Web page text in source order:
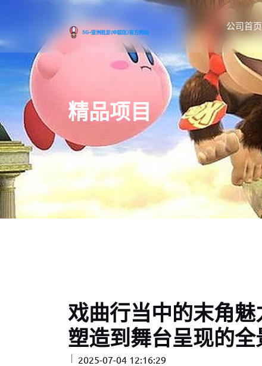
公司首页
精品项目
戏曲行当中的末角
塑造到舞台呈现的
2025-07-04 12:16:29